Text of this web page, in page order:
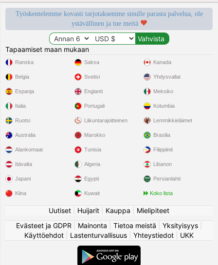
Työskentelemme kovasti tarjotaksemme sinulle parasta palvelua, ole
ystävällinen ja tue meitä
Tapaamiset maan mukaan
Ranska
Belgia
Espanja
Italia
Ruotsi
Saksa
Sveitsi
Englanti
Portugali
Liikuntarajoitteinen
Kanada
Yhdysvallat
Meksiko
Kolumbia
Lemmikkieläimet
Australia
Alankomaat
Itävalta
Japani
Kiina
Marokko
Tunisia
Algeria
Egypti
Kuwait
Brasilia
Filippiinit
Libanon
Persianlahti
Koko lista
Uutiset Huijarit Kauppa
Mielipiteet
Evästeet ja GDPR
Mainonta Tietoa meistä Yksityisyys|
Käyttöehdot
Lastenturvallisuus Yhteystiedot UKK